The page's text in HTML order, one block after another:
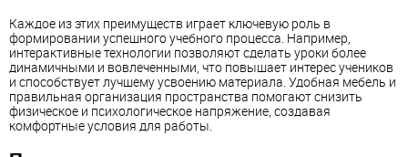
Каждое из этих преимуществ играет ключевую роль в
формировании успешного учебного процесса. Например,
интерактивные технологии позволяют сделать уроки более
динамичными и вовлеченными, что повышает интерес учеников
и способствует лучшему усвоению материала. Удобная мебель и
правильная организация пространства помогают снизить
физическое и психологическое напряжение, создавая
комфортные условия для работы.